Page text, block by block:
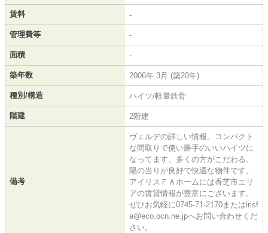
賃料 -
管理費等 -
面積 -
築年数 2006年 3月 (築20年)
種別/構造 ハイツ/軽量鉄骨
階建 2階建
備考
ヴェルデの詳しい情報。コンパクト
な間取りで使い勝手のいいハイツに
なってます。多くの方がこだわる、
陽の当りが良好で快適な物件です。
アイリスＦＡホームには香芝市エリ
アの賃貸情報が豊富にございます。
ぜひお気軽に0745-71-2170またはirisf
a@eco.ocn.ne.jpへお問い合わせくだ
さい。